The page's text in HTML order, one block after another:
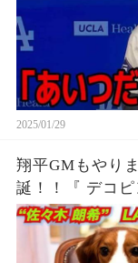
2025/01/29
翔平GMもやり
誕！！『 デコ
舞台裏！！